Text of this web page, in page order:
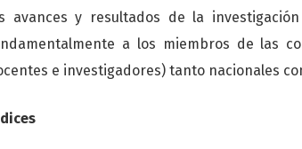
avances y resultados de la
a los miembros de las
e investigadores) tanto nacionales